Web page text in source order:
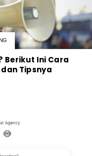
Berikut Ini Cara
Tipsnya